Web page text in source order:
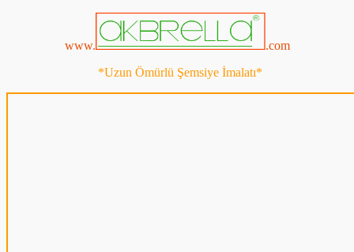
www.
.com
*Uzun Ömürlü Şemsiye İmalatı*